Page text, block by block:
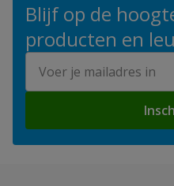
Blijf op de
producten en